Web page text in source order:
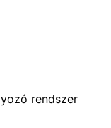
rendszer